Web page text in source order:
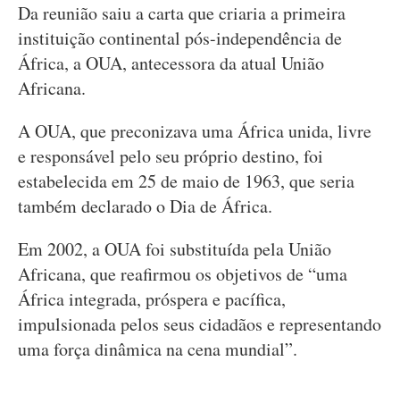
Da reunião saiu a carta que criaria a primeira
instituição continental pós-independência de
África, a OUA, antecessora da atual União
Africana.
A OUA, que preconizava uma África unida, livre
e responsável pelo seu próprio destino, foi
estabelecida em 25 de maio de 1963, que seria
também declarado o Dia de África.
Em 2002, a OUA foi substituída pela União
Africana, que reafirmou os objetivos de “uma
África integrada, próspera e pacífica,
impulsionada pelos seus cidadãos e representando
uma força dinâmica na cena mundial”.